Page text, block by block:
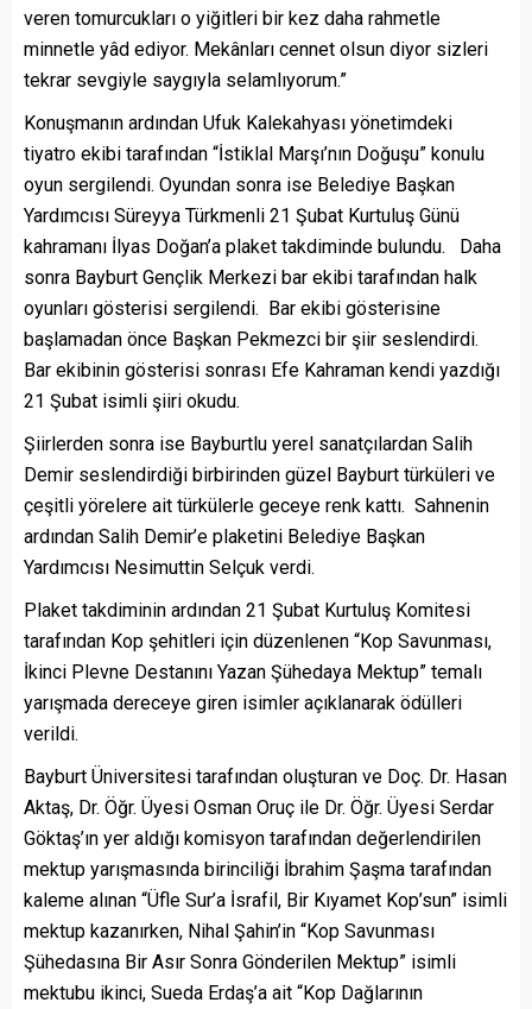
veren tomurcukları o yiğitleri bir kez daha rahmetle
minnetle yâd ediyor. Mekânları cennet olsun diyor sizleri
tekrar sevgiyle saygıyla selamlıyorum.”
Konuşmanın ardından Ufuk Kalekahyası yönetimdeki
tiyatro ekibi tarafından “İstiklal Marşı’nın Doğuşu” konulu
oyun sergilendi. Oyundan sonra ise Belediye Başkan
Yardımcısı Süreyya Türkmenli 21 Şubat Kurtuluş Günü
kahramanı İlyas Doğan’a plaket takdiminde bulundu. Daha
sonra Bayburt Gençlik Merkezi bar ekibi tarafından halk
oyunları gösterisi sergilendi. Bar ekibi gösterisine
başlamadan önce Başkan Pekmezci bir şiir seslendirdi.
Bar ekibinin gösterisi sonrası Efe Kahraman kendi yazdığı
21 Şubat isimli şiiri okudu.
Şiirlerden sonra ise Bayburtlu yerel sanatçılardan Salih
Demir seslendirdiği birbirinden güzel Bayburt türküleri ve
çeşitli yörelere ait türkülerle geceye renk kattı. Sahnenin
ardından Salih Demir’e plaketini Belediye Başkan
Yardımcısı Nesimuttin Selçuk verdi.
Plaket takdiminin ardından 21 Şubat Kurtuluş Komitesi
tarafından Kop şehitleri için düzenlenen “Kop Savunması,
İkinci Plevne Destanını Yazan Şühedaya Mektup” temalı
yarışmada dereceye giren isimler açıklanarak ödülleri
verildi.
Bayburt Üniversitesi tarafından oluşturan ve Doç. Dr. Hasan
Aktaş, Dr. Öğr. Üyesi Osman Oruç ile Dr. Öğr. Üyesi Serdar
Göktaş’ın yer aldığı komisyon tarafından değerlendirilen
mektup yarışmasında birinciliği İbrahim Şaşma tarafından
kaleme alınan “Üfle Sur’a İsrafil, Bir Kıyamet Kop’sun” isimli
mektup kazanırken, Nihal Şahin’in “Kop Savunması
Şühedasına Bir Asır Sonra Gönderilen Mektup” isimli
mektubu ikinci, Sueda Erdaş’a ait “Kop Dağlarının